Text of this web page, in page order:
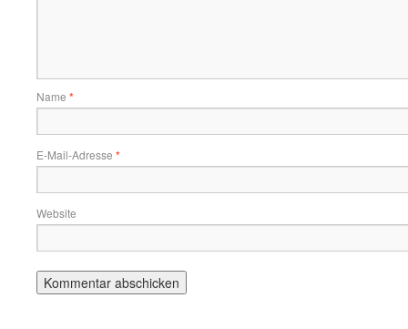
Name *
E-Mail-Adresse *
Website